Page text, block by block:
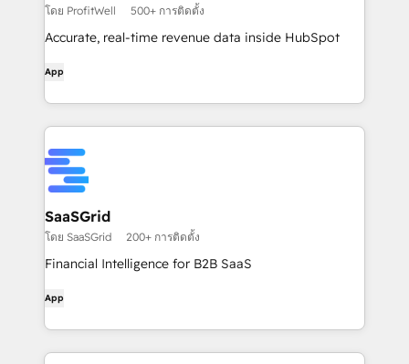
โดย ProfitWell 500+ การติดตั้ง
Accurate, real-time revenue data inside HubSpot
App
SaaSGrid
โดย SaaSGrid 200+ การติดตั้ง
Financial Intelligence for B2B SaaS
App